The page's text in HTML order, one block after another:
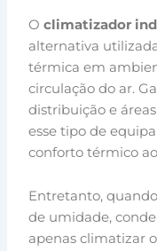
Oclimatizador
alternativa
térmica em
circulação do ar.
distribuição e
esse tipo de
conforto térmico
Entretanto,
de umidade,
apenas climatizar